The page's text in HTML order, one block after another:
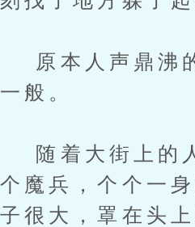
原本人声鼎沸的
一般。
随着大街上的人
个魔兵，个个一
子很大，罩在头